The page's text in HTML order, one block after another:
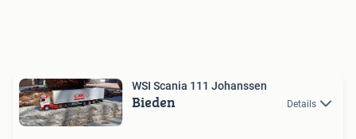
WSI Scania 111 Johanssen
Bieden Details